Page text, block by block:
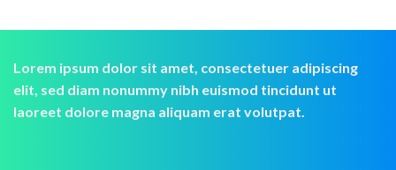
Lorem ipsum dolor sit amet, consectetuer adipiscing
elit, sed diam nonummy nibh euismod tincidunt ut
laoreet dolore magna aliquam erat volutpat.